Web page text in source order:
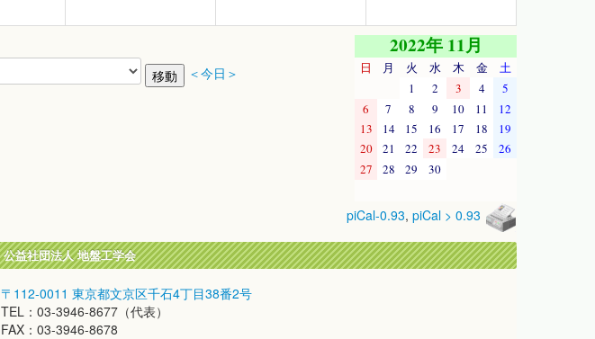
＜今日＞
2022年 11月
日 月 火 水 木 金
土
1
2 3 4
5
6
7 8 9 10 11
12
13
14 15 16 17 18
19
20
21 22 23 24 25
26
27
28 29 30
piCal-0.93, piCal > 0.93
公益社団法人 地盤工学会
〒112-0011 東京都文京区千石4丁目38番2号
TEL：03-3946-8677（代表）
FAX：03-3946-8678